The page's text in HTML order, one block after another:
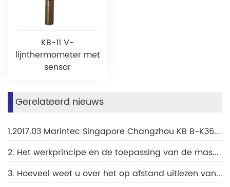
KB-11 V-
lijnthermometer met
sensor
Gerelateerd nieuws
1.2017.03 Marintec Singapore Changzhou KB B-K36H-beurs
2. Het werkprincipe en de toepassing van de maskerthermometer
3. Hoeveel weet u over het op afstand uitlezen van thermometers?